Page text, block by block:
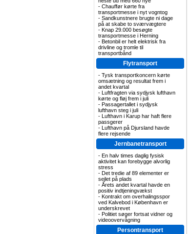
- Chauffør kørte fra
transportmesse i nyt vogntog
- Sandkunstnere brugte ni dage
på at skabe to sværvægtere
- Knap 29.000 besøgte
transportmesse i Herning
- Betonbil er helt elektrisk fra
drivline og tromle til
transportbånd
Flytransport
- Tysk transportkoncern kørte
omsætning og resultat frem i
andet kvartal
- Luftfragten via sydjysk lufthavn
kørte og fløj frem i juli
- Passagertallet i sydjysk
lufthavn steg i juli
- Lufthavn i Karup har haft flere
passgerer
- Lufthavn på Djursland havde
flere rejsende
Jernbanetransport
- En halv times daglig fysisk
aktivitet kan forebygge alvorlig
stress
- Det tredie af 89 elementer er
sejlet på plads
- Årets andet kvartal havde en
positiv indtjeningvækst
- Kontrakt om overhalingsspor
ved Kalvebod i København er
underskrevet
- Politiet søger fortsat vidner og
videoovervågning
Persontransport